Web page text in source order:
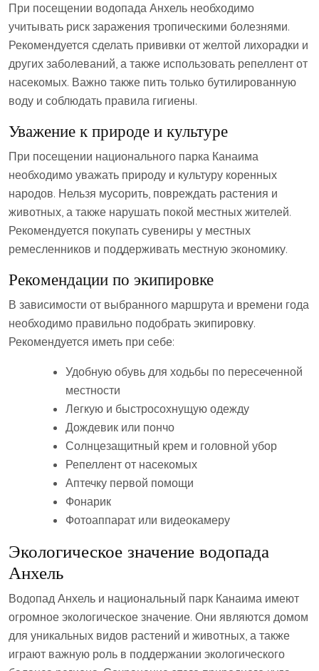
При посещении водопада Анхель необходимо
учитывать риск заражения тропическими болезнями.
Рекомендуется сделать прививки от желтой лихорадки и
других заболеваний, а также использовать репеллент от
насекомых. Важно также пить только бутилированную
воду и соблюдать правила гигиены.
Уважение к природе и культуре
При посещении национального парка Канаима
необходимо уважать природу и культуру коренных
народов. Нельзя мусорить, повреждать растения и
животных, а также нарушать покой местных жителей.
Рекомендуется покупать сувениры у местных
ремесленников и поддерживать местную экономику.
Рекомендации по экипировке
В зависимости от выбранного маршрута и времени года
необходимо правильно подобрать экипировку.
Рекомендуется иметь при себе:
Удобную обувь для ходьбы по пересеченной
местности
Легкую и быстросохнущую одежду
Дождевик или пончо
Солнцезащитный крем и головной убор
Репеллент от насекомых
Аптечку первой помощи
Фонарик
Фотоаппарат или видеокамеру
Экологическое значение водопада
Анхель
Водопад Анхель и национальный парк Канаима имеют
огромное экологическое значение. Они являются домом
для уникальных видов растений и животных, а также
играют важную роль в поддержании экологического